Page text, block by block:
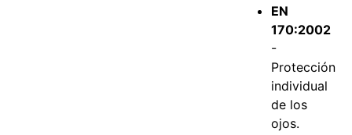
EN
170:2002
-
Protección
individual
de los
ojos.